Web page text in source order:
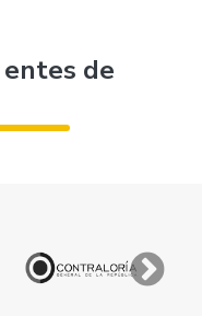
de